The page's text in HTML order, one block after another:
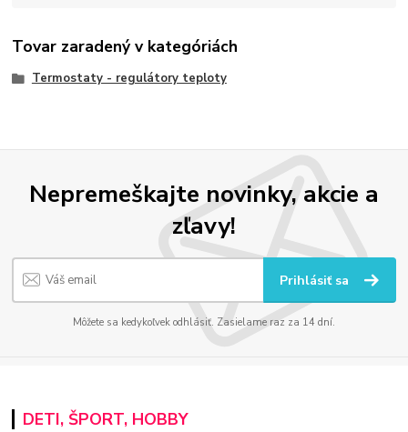
Tovar zaradený v kategóriách
Termostaty - regulátory teploty
Nepremeškajte novinky, akcie a
zľavy!
Prihlásiť sa
Môžete sa kedykoľvek odhlásiť. Zasielame raz za 14 dní.
DETI, ŠPORT, HOBBY